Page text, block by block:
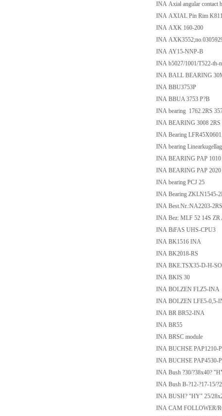
INA Axial angular contact
INA AXIAL Pin Rim
INA AXK 160-200
INA
INA AY15-NNP-B
INA b5027/1001/T522-th-
INA BALL BEARING
INA BBU3753P
INA BBUA 3753 P?B
INA bearing 1762.2RS
INA BEARING 3008
INA Bearing LFR45X0601
INA bearing
INA BEARING PAP 1010
INA BEARING PAP 2020
INA bearing PCJ 25
INA Bearing ZKLN1545-
INA Best.Nr.:NA2203-
INA Bez: MLF 52 14S ZR
INA BiFAS UHS-CPU3
INA BK1516 INA
INA BK2018-RS
INA BKE.TSX35-D-H-SO
INA BKIS 30
INA BOLZEN FLZ5-INA
INA BOLZEN LFE5-0,5-
INA BR BR52-INA
INA BR55
INA BRSC module
INA BUCHSE PAP1210-
INA BUCHSE PAP4530-
INA Bush ?30/?38x40?
INA Bush B-?12-?17-15/
INA BUSH? "HY" 25/
INA CAM FOLLOWER/